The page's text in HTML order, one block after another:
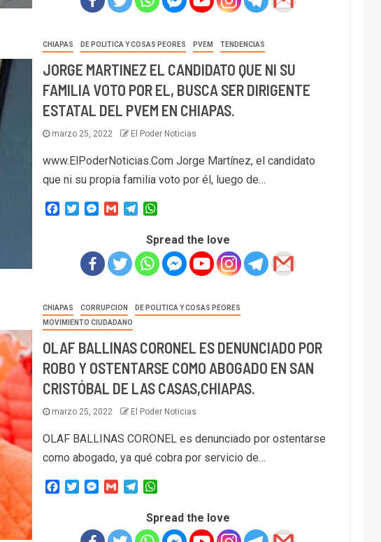
CHIAPAS DE POLITICA Y COSAS PEORES PVEM TENDENCIAS
JORGE MARTINEZ EL CANDIDATO QUE NI SU
FAMILIA VOTO POR EL, BUSCA SER DIRIGENTE
ESTATAL DEL PVEM EN CHIAPAS.
marzo 25, 2022 El Poder Noticias
www.ElPoderNoticias.Com Jorge Martínez, el candidato
que ni su propia familia voto por él, luego de…
Facebook
TwitterMessenger
GmailTelegram
Spread the love
CHIAPAS CORRUPCION
DE POLITICA Y COSAS PEORES
MOVIMIENTO CIUDADANO
OLAF BALLINAS CORONEL ES DENUNCIADO POR
ROBO Y OSTENTARSE COMO ABOGADO EN SAN
CRISTÓBAL DE LAS CASAS,CHIAPAS.
marzo 25, 2022 El Poder Noticias
OLAF BALLINAS CORONEL es denunciado por ostentarse
como abogado, ya qué cobra por servicio de…
Facebook
TwitterMessenger
GmailTelegram
Spread the love